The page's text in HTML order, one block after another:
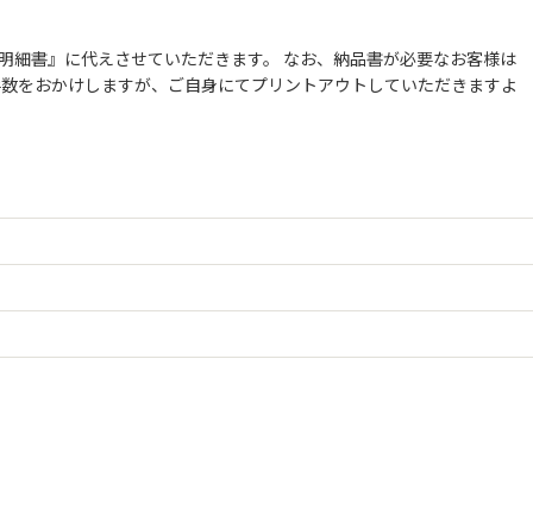
細書』に代えさせていただきます。 なお、納品書が必要なお客様は
をおかけしますが、ご自身にてプリントアウトしていただきますよ